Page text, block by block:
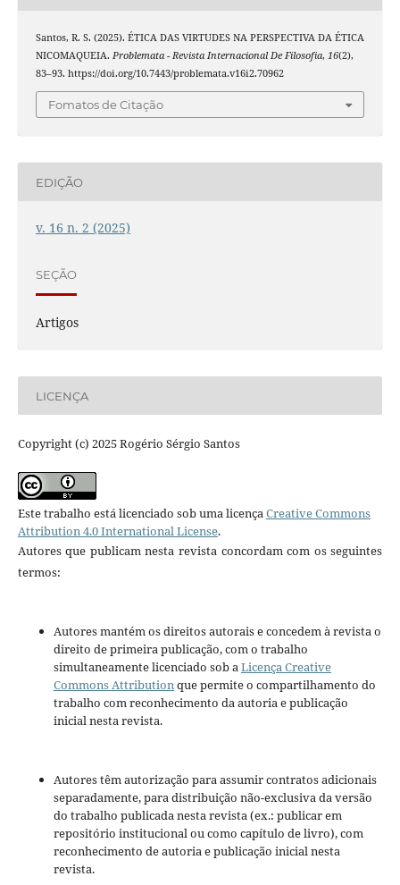
Santos, R. S. (2025). ÉTICA DAS VIRTUDES NA PERSPECTIVA DA ÉTICA
NICOMAQUEIA. Problemata - Revista Internacional De Filosofia, 16(2),
83–93. https://doi.org/10.7443/problemata.v16i2.70962
Fomatos de Citação
EDIÇÃO
v. 16 n. 2 (2025)
SEÇÃO
Artigos
LICENÇA
Copyright (c) 2025 Rogério Sérgio Santos
Este trabalho está licenciado sob uma licençaCreative Commons
Attribution 4.0 International License.
Autores que publicam nesta revista concordam com os seguintes
termos:
Autores mantém os direitos autorais e concedem à revista o
direito de primeira publicação, com o trabalho
simultaneamente licenciado sob aLicença Creative
Commons Attributionque permite o compartilhamento do
trabalho com reconhecimento da autoria e publicação
inicial nesta revista.
Autores têm autorização para assumir contratos adicionais
separadamente, para distribuição não-exclusiva da versão
do trabalho publicada nesta revista (ex.: publicar em
repositório institucional ou como capítulo de livro), com
reconhecimento de autoria e publicação inicial nesta
revista.